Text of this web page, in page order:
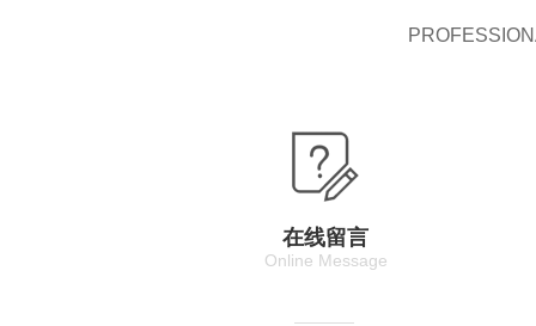
在线留言
Online Message